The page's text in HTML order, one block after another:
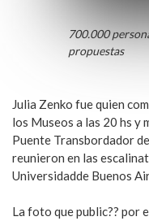
700.000
propuestas
Julia Zenko fue quien
los Museos a las 20 hs y
Puente Transbordador
reunieron en las
Universidadde Buenos
La foto que public?? por